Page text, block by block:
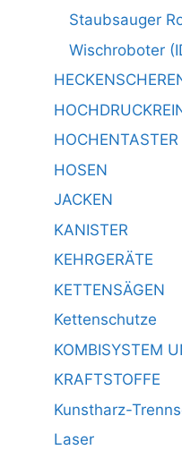
Staubsauger
Wischroboter
HOCHENTASTER
HOSEN
JACKEN
KANISTER
KEHRGERÄTE
KETTENSÄGEN
Kettenschutze
KOMBISYSTEM
KRAFTSTOFFE
Kunstharz-
Laser